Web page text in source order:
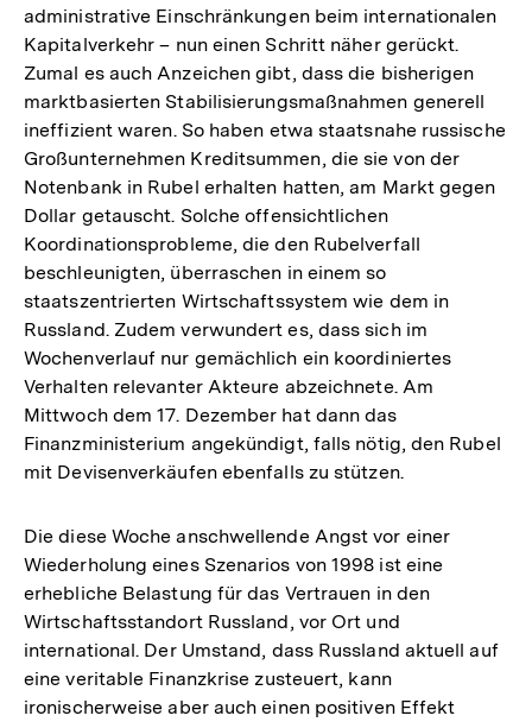
administrative Einschränkungen beim internationalen
Kapitalverkehr – nun einen Schritt näher gerückt.
Zumal es auch Anzeichen gibt, dass die bisherigen
marktbasierten Stabilisierungsmaßnahmen generell
ineffizient waren. So haben etwa staatsnahe russische
Großunternehmen Kreditsummen, die sie von der
Notenbank in Rubel erhalten hatten, am Markt gegen
Dollar getauscht. Solche offensichtlichen
Koordinationsprobleme, die den Rubelverfall
beschleunigten, überraschen in einem so
staatszentrierten Wirtschaftssystem wie dem in
Russland. Zudem verwundert es, dass sich im
Wochenverlauf nur gemächlich ein koordiniertes
Verhalten relevanter Akteure abzeichnete. Am
Mittwoch dem 17. Dezember hat dann das
Finanzministerium angekündigt, falls nötig, den Rubel
mit Devisenverkäufen ebenfalls zu stützen.
Die diese Woche anschwellende Angst vor einer
Wiederholung eines Szenarios von 1998 ist eine
erhebliche Belastung für das Vertrauen in den
Wirtschaftsstandort Russland, vor Ort und
international. Der Umstand, dass Russland aktuell auf
eine veritable Finanzkrise zusteuert, kann
ironischerweise aber auch einen positiven Effekt